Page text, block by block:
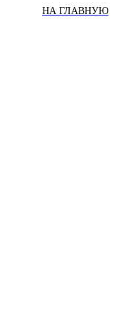
НА ГЛАВНУЮ